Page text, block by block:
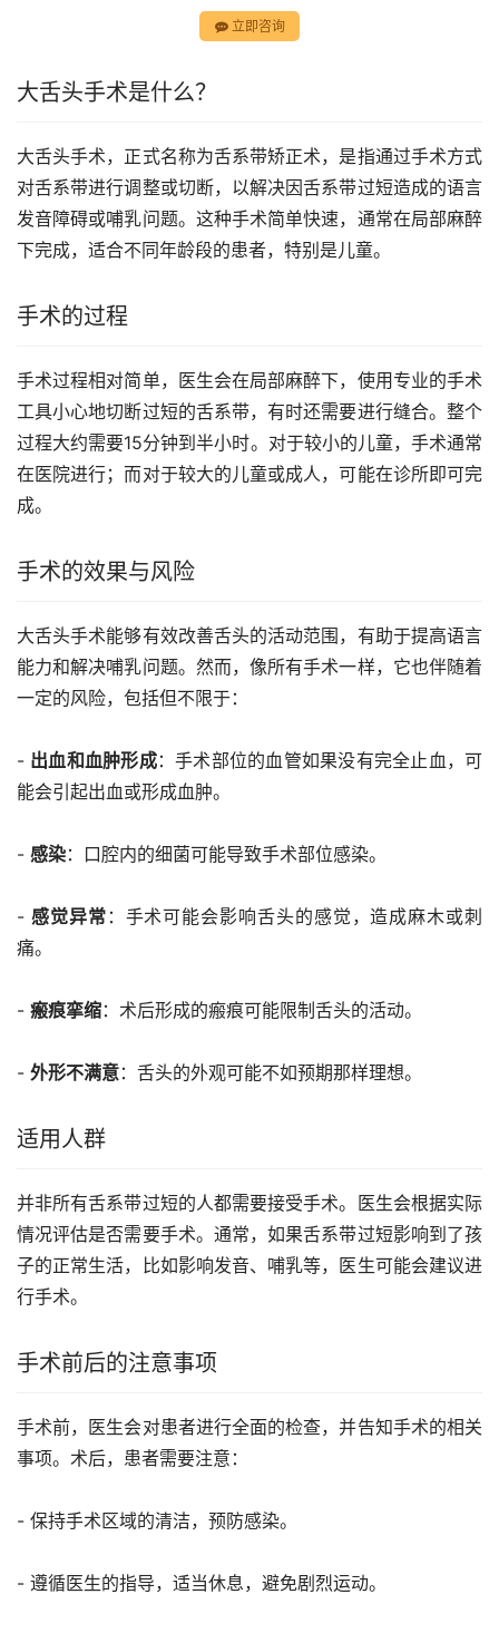
立即咨询
大舌头手术是什么？
大舌头手术，正式名称为舌系带矫正术，是指通过手术方式
对舌系带进行调整或切断，以解决因舌系带过短造成的语言
发音障碍或哺乳问题。这种手术简单快速，通常在局部麻醉
下完成，适合不同年龄段的患者，特别是儿童。
手术的过程
手术过程相对简单，医生会在局部麻醉下，使用专业的手术
工具小心地切断过短的舌系带，有时还需要进行缝合。整个
过程大约需要15分钟到半小时。对于较小的儿童，手术通常
在医院进行；而对于较大的儿童或成人，可能在诊所即可完
成。
手术的效果与风险
大舌头手术能够有效改善舌头的活动范围，有助于提高语言
能力和解决哺乳问题。然而，像所有手术一样，它也伴随着
一定的风险，包括但不限于：
- 出血和血肿形成：手术部位的血管如果没有完全止血，可
能会引起出血或形成血肿。
- 感染：口腔内的细菌可能导致手术部位感染。
- 感觉异常 ：手术可能会影响舌头的感觉，造成麻木或刺
痛。
- 瘢痕挛缩：术后形成的瘢痕可能限制舌头的活动。
- 外形不满意：舌头的外观可能不如预期那样理想。
适用人群
并非所有舌系带过短的人都需要接受手术。医生会根据实际
情况评估是否需要手术。通常，如果舌系带过短影响到了孩
子的正常生活，比如影响发音、哺乳等，医生可能会建议进
行手术。
手术前后的注意事项
手术前，医生会对患者进行全面的检查，并告知手术的相关
事项。术后，患者需要注意：
- 保持手术区域的清洁，预防感染。
- 遵循医生的指导，适当休息，避免剧烈运动。